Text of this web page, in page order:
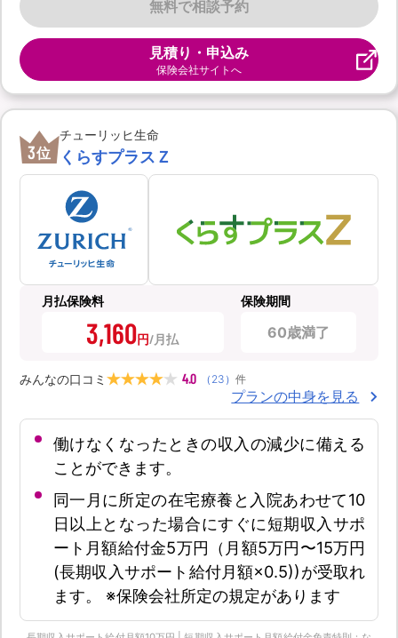
無料で相談予約
見積り・申込み
保険会社サイトへ
3位
チューリッヒ生命
くらすプラスＺ
月払保険料
3,160円
保険期間
60歳満了
みんなの口コミ 4.0 （ 23 ） 件
プランの中身を見る
働けなくなったときの収入の減少に備える
ことができます。
同一月に所定の在宅療養と入院あわせて10
日以上となった場合にすぐに短期収入サポ
ート月額給付金5万円（月額5万円〜15万円
(長期収入サポート給付月額×0.5))が受取れ
ます。 ※保険会社所定の規定があります